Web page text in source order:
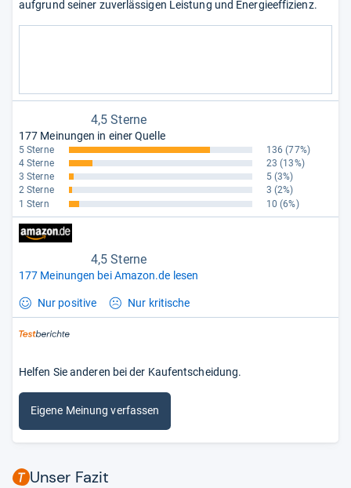
aufgrund seiner zuverlässigen Leistung und Energieeffizienz.
4,5 Sterne
177 Meinungen in einer Quelle
5 Sterne 136 (77%)
4 Sterne
23 (13%)
3 Sterne
5 (3%)
2 Sterne
3 (2%)
1 Stern
10 (6%)
4,5 Sterne
177 Meinungen bei Amazon.de lesen
Nur positive Nur kritische
Helfen Sie anderen bei der Kaufentscheidung.
Eigene Meinung verfassen
Unser Fazit